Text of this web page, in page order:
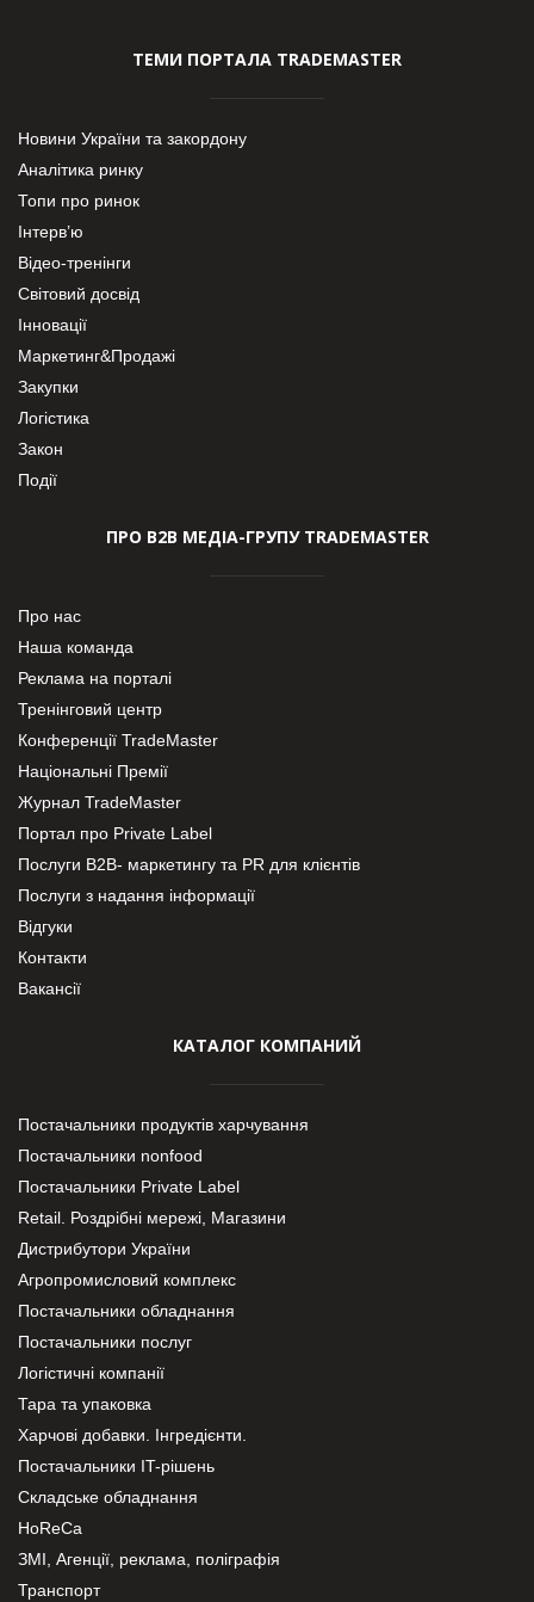
ТЕМИ ПОРТАЛА TRADEMASTER
Новини України та закордону
Аналітика ринку
Топи про ринок
Інтерв’ю
Відео-тренінги
Світовий досвід
Інновації
Маркетинг&Продажі
Закупки
Логістика
Закон
Події
ПРО В2В МЕДІА-ГРУПУ TRADEMASTER
Про нас
Наша команда
Реклама на порталі
Тренінговий центр
Конференції TradeMaster
Національні Премії
Журнал TradeMaster
Портал про Private Label
Послуги В2В- маркетингу та PR для клієнтів
Послуги з надання інформації
Відгуки
Контакти
Вакансії
КАТАЛОГ КОМПАНИЙ
Постачальники продуктів харчування
Постачальники nonfood
Постачальники Private Label
Retail. Роздрібні мережі, Магазини
Дистрибутори України
Агропромисловий комплекс
Постачальники обладнання
Постачальники послуг
Логістичні компанії
Тара та упаковка
Харчові добавки. Інгредієнти.
Постачальники IT-рішень
Складське обладнання
HoReCa
ЗМІ, Агенції, реклама, поліграфія
Транспорт